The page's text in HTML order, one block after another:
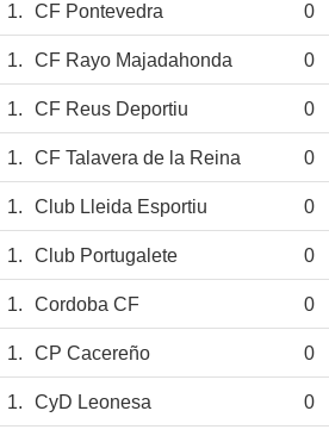
1. CF Pontevedra 0
1. CF Rayo Majadahonda 0
1. CF Reus Deportiu 0
1. CF Talavera de la Reina 0
1. Club Lleida Esportiu 0
1. Club Portugalete 0
1. Cordoba CF 0
1. CP Cacereño 0
1. CyD Leonesa 0